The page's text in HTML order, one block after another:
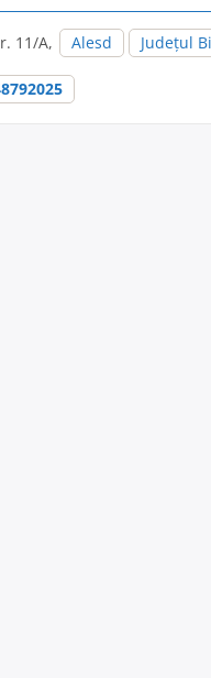
11/A, Alesd Județul